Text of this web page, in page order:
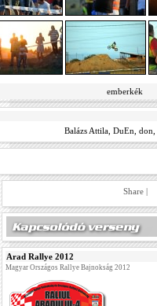
emberkék
Balázs Attila, DuEn don
Share |
Arad Rallye 2012
Magyar Országos Rallye Bajnokság 2012